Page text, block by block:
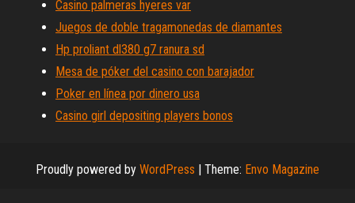
Casino palmeras hyeres var
Juegos de doble tragamonedas de diamantes
Hp proliant dl380 g7 ranura sd
Mesa de póker del casino con barajador
Poker en línea por dinero usa
Casino girl depositing players bonos
Proudly powered by WordPress | Theme: Envo Magazine